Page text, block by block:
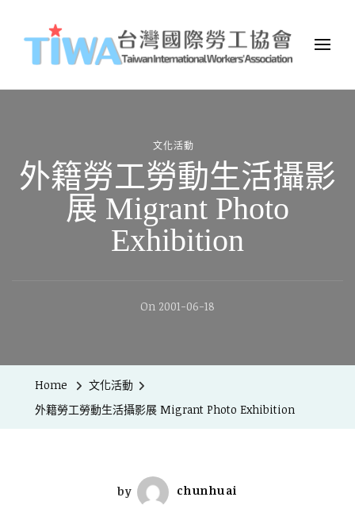
TIWA台灣國際勞工協會
台灣國際勞工協會（Taiwan International Workers
Association，簡稱TIWA），是全台第一個以國際移工為服務對象的
文化活動
外籍勞工勞動生活攝影
展 Migrant Photo
Exhibition
On 2001-06-18
Home
文化活動
外籍勞工勞動生活攝影展 Migrant Photo Exhibition
by chunhuai